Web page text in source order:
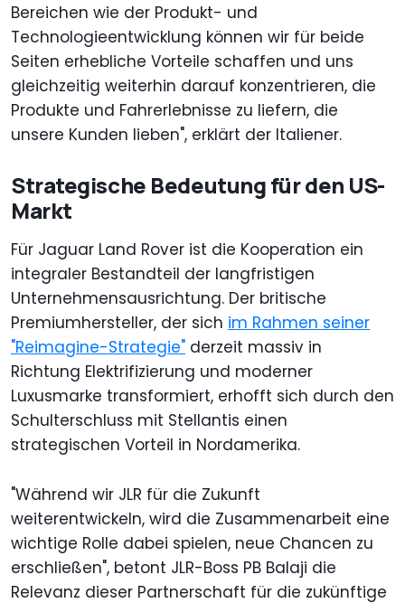
Bereichen wie der Produkt- und
Technologieentwicklung können wir für beide
Seiten erhebliche Vorteile schaffen und uns
gleichzeitig weiterhin darauf konzentrieren, die
Produkte und Fahrerlebnisse zu liefern, die
unsere Kunden lieben", erklärt der Italiener.
Strategische Bedeutung für den US-
Markt
Für Jaguar Land Rover ist die Kooperation ein
integraler Bestandteil der langfristigen
Unternehmensausrichtung. Der britische
Premiumhersteller, der sich im Rahmen seiner
"Reimagine-Strategie" derzeit massiv in
Richtung Elektrifizierung und moderner
Luxusmarke transformiert, erhofft sich durch den
Schulterschluss mit Stellantis einen
strategischen Vorteil in Nordamerika.
"Während wir JLR für die Zukunft
weiterentwickeln, wird die Zusammenarbeit eine
wichtige Rolle dabei spielen, neue Chancen zu
erschließen", betont JLR-Boss PB Balaji die
Relevanz dieser Partnerschaft für die zukünftige